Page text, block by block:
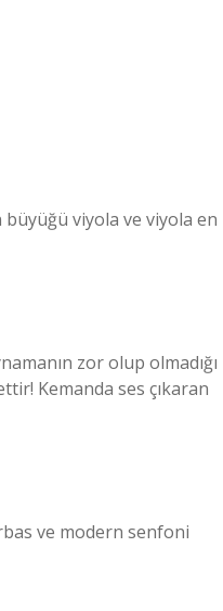
büyüğü viyola ve viyola en
zor olup olmadığı
Kemanda ses çıkaran
ve modern senfoni